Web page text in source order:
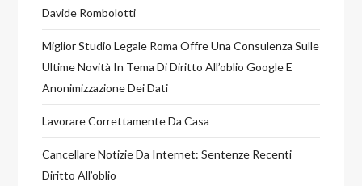
Davide Rombolotti
Miglior Studio Legale Roma Offre Una Consulenza Sulle
Ultime Novità In Tema Di Diritto All’oblio Google E
Anonimizzazione Dei Dati
Lavorare Correttamente Da Casa
Cancellare Notizie Da Internet: Sentenze Recenti
Diritto All’oblio